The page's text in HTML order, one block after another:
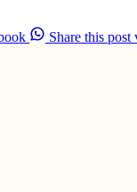
Share this